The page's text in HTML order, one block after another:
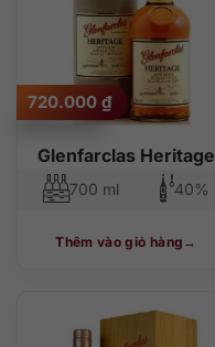
Glenfarclas Heritage
720.000 ₫
700 ml 40%
Thêm vào giỏ hàng